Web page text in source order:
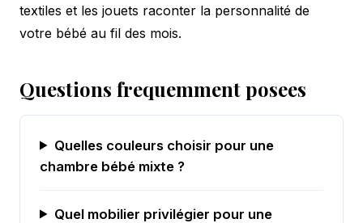
textiles et les jouets raconter la personnalité de
votre bébé au fil des mois.
Questions frequemment posees
Quelles couleurs choisir pour une
chambre bébé mixte ?
Quel mobilier privilégier pour une